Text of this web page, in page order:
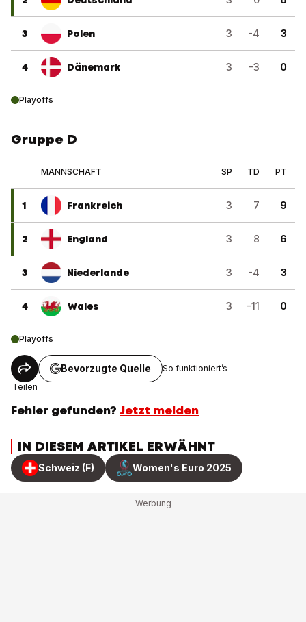
3 Polen 3 -4 3
4 Dänemark 3 -3 0
Playoffs
Gruppe D
MANNSCHAFT SP TD PT
1 Frankreich 3 7 9
2 England 3 8 6
3 Niederlande 3 -4 3
4 Wales 3 -11 0
Playoffs
Teilen
Bevorzugte Quelle So funktioniert’s
Fehler gefunden? Jetzt melden
IN DIESEM ARTIKEL ERWÄHNT
Schweiz (F) Women's Euro 2025